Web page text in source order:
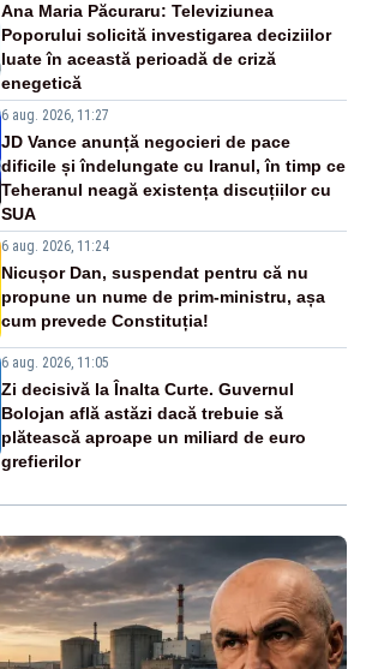
Ana Maria Păcuraru: Televiziunea
Poporului solicită investigarea deciziilor
luate în această perioadă de criză
enegetică
6 aug. 2026, 11:27
JD Vance anunță negocieri de pace
dificile și îndelungate cu Iranul, în timp ce
Teheranul neagă existența discuțiilor cu
SUA
6 aug. 2026, 11:24
Nicușor Dan, suspendat pentru că nu
propune un nume de prim-ministru, așa
cum prevede Constituția!
6 aug. 2026, 11:05
Zi decisivă la Înalta Curte. Guvernul
Bolojan află astăzi dacă trebuie să
plătească aproape un miliard de euro
grefierilor